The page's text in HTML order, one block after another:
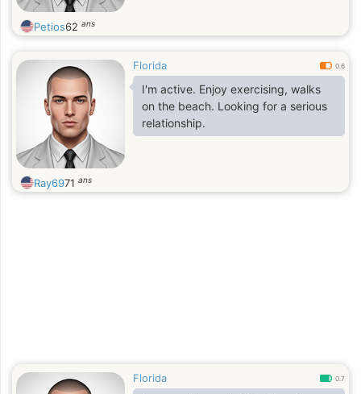
Petios62 ans
Florida 0.6
I'm active. Enjoy exercising, walks
on the beach. Looking for a serious
relationship.
Ray6971 ans
Florida 0.7